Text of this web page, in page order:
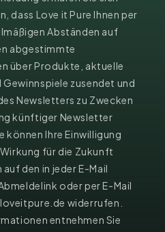
dass Love it Pure Ihnen per
Abständen auf
abgestimmte
über Produkte, aktuelle
zusendet und
Newsletters zu Zwecken
künftiger Newsletter
können Ihre Einwilligung
für die Zukunft
auf den in jeder E-Mail
oder per E-Mail
widerrufen.
entnehmen Sie